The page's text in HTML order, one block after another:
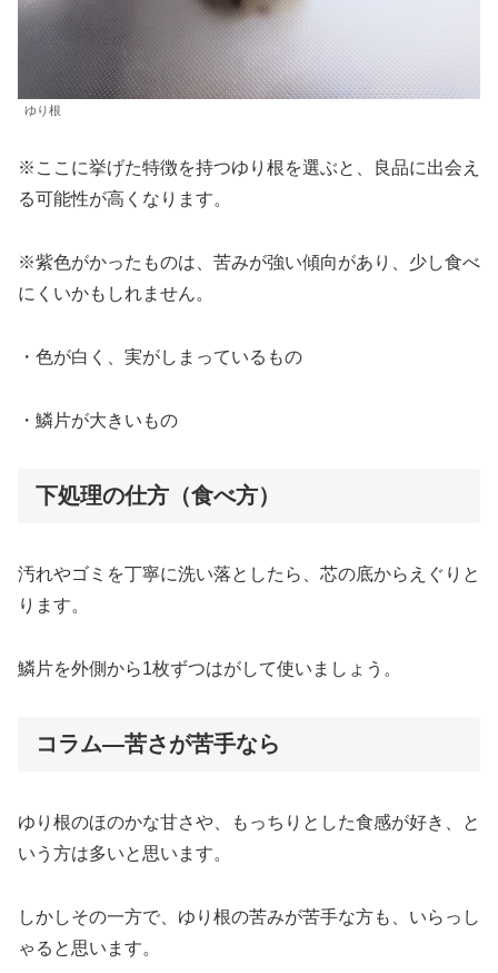
ゆり根
※ここに挙げた特徴を持つゆり根を選ぶと、良品に出会え
る可能性が高くなります。
※紫色がかったものは、苦みが強い傾向があり、少し食べ
にくいかもしれません。
・色が白く、実がしまっているもの
・鱗片が大きいもの
下処理の仕方（食べ方）
汚れやゴミを丁寧に洗い落としたら、芯の底からえぐりと
ります。
鱗片を外側から1枚ずつはがして使いましょう。
コラム―苦さが苦手なら
ゆり根のほのかな甘さや、もっちりとした食感が好き、と
いう方は多いと思います。
しかしその一方で、ゆり根の苦みが苦手な方も、いらっし
ゃると思います。